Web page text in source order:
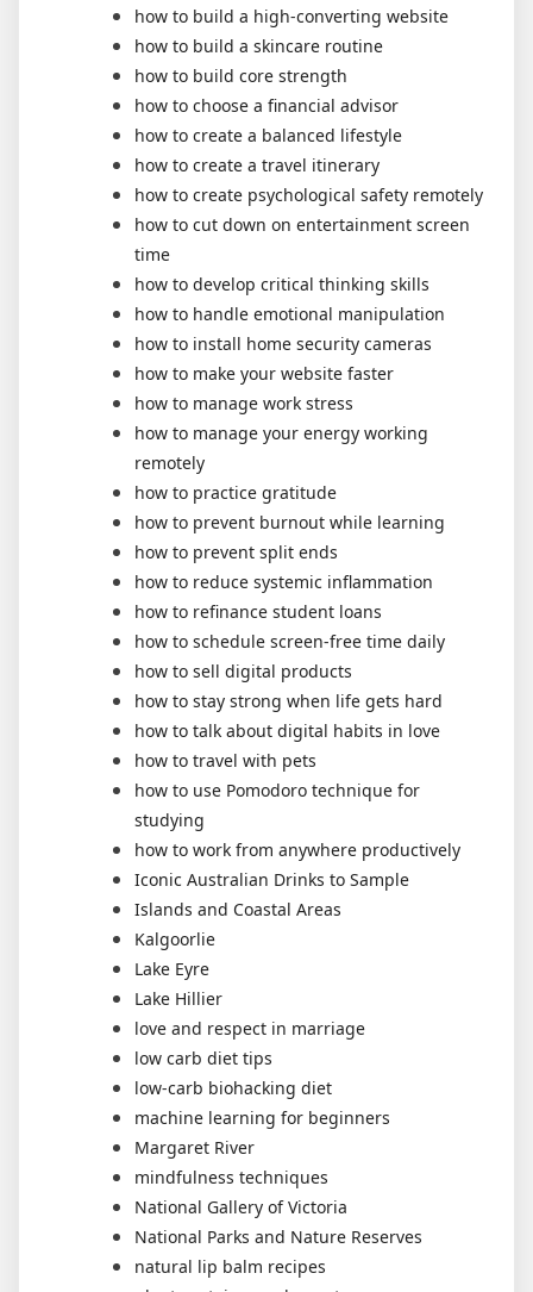
how to build a high-converting website
how to build a skincare routine
how to build core strength
how to choose a financial advisor
how to create a balanced lifestyle
how to create a travel itinerary
how to create psychological safety remotely
how to cut down on entertainment screen
time
how to develop critical thinking skills
how to handle emotional manipulation
how to install home security cameras
how to make your website faster
how to manage work stress
how to manage your energy working
remotely
how to practice gratitude
how to prevent burnout while learning
how to prevent split ends
how to reduce systemic inflammation
how to refinance student loans
how to schedule screen-free time daily
how to sell digital products
how to stay strong when life gets hard
how to talk about digital habits in love
how to travel with pets
how to use Pomodoro technique for
studying
how to work from anywhere productively
Iconic Australian Drinks to Sample
Islands and Coastal Areas
Kalgoorlie
Lake Eyre
Lake Hillier
love and respect in marriage
low carb diet tips
low-carb biohacking diet
machine learning for beginners
Margaret River
mindfulness techniques
National Gallery of Victoria
National Parks and Nature Reserves
natural lip balm recipes